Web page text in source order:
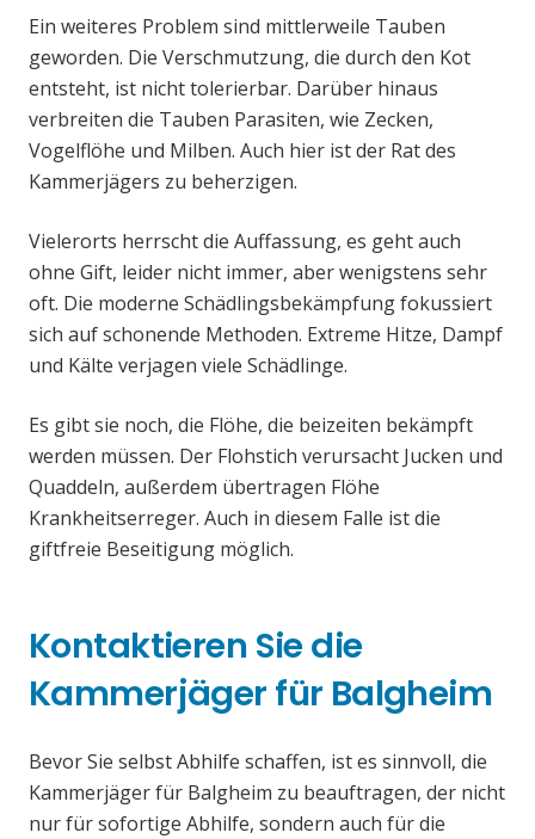
Ein weiteres Problem sind mittlerweile Tauben
geworden. Die Verschmutzung, die durch den Kot
entsteht, ist nicht tolerierbar. Darüber hinaus
verbreiten die Tauben Parasiten, wie Zecken,
Vogelflöhe und Milben. Auch hier ist der Rat des
Kammerjägers zu beherzigen.
Vielerorts herrscht die Auffassung, es geht auch
ohne Gift, leider nicht immer, aber wenigstens sehr
oft. Die moderne Schädlingsbekämpfung fokussiert
sich auf schonende Methoden. Extreme Hitze, Dampf
und Kälte verjagen viele Schädlinge.
Es gibt sie noch, die Flöhe, die beizeiten bekämpft
werden müssen. Der Flohstich verursacht Jucken und
Quaddeln, außerdem übertragen Flöhe
Krankheitserreger. Auch in diesem Falle ist die
giftfreie Beseitigung möglich.
Kontaktieren Sie die
Kammerjäger für Balgheim
Bevor Sie selbst Abhilfe schaffen, ist es sinnvoll, die
Kammerjäger für Balgheim zu beauftragen, der nicht
nur für sofortige Abhilfe, sondern auch für die